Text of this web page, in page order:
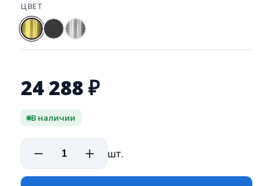
ЦВЕТ
24 288 ₽
В наличии
шт.